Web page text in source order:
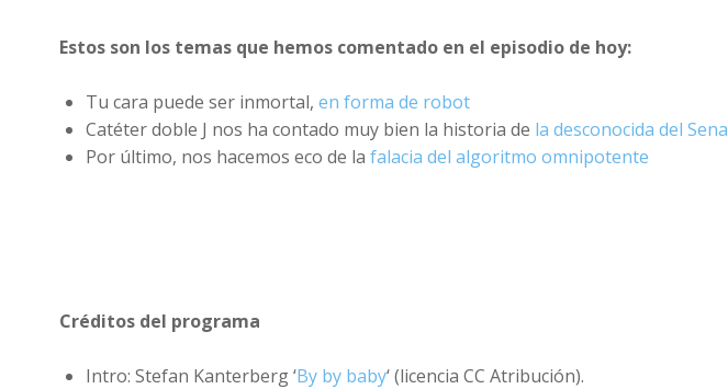
Estos son los temas que hemos comentado en el episodio de hoy:
Tu cara puede ser inmortal, en forma de robot
Catéter doble J nos ha contado muy bien la historia de la desconocida del Sena
Por último, nos hacemos eco de la falacia del algoritmo omnipotente
Créditos del programa
Intro: Stefan Kanterberg ‘By by baby‘ (licencia CC Atribución).